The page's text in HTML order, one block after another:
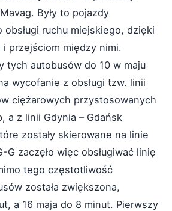
Były to pojazdy
ruchu miejskiego, dzięki
przejściom między nimi.
tych autobusów do 10 w maju
wycofanie z obsługi tzw. linii
ciężarowych przystosowanych
a z linii Gdynia – Gdańsk
zostały skierowane na linie
G zaczęło więc obsługiwać linię
tego częstotliwość
została zwiększona,
a 16 maja do 8 minut. Pierwszy